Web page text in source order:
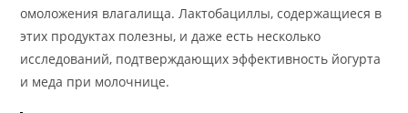
омоложения влагалища. Лактобациллы, содержащиеся в
этих продуктах полезны, и даже есть несколько
исследований, подтверждающих эффективность йогурта
и меда при молочнице.